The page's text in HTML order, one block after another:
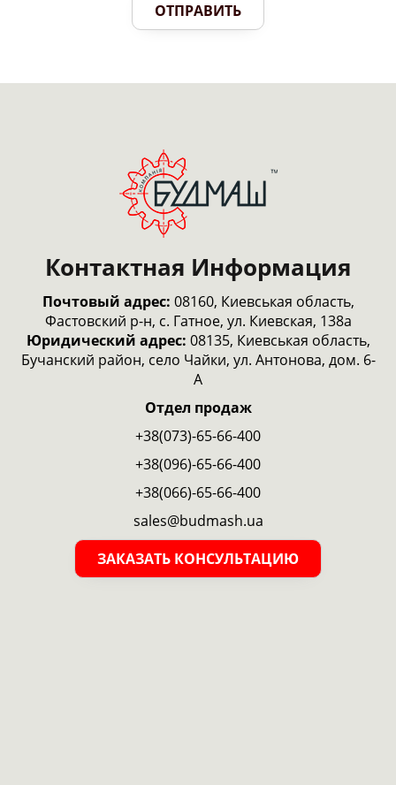
ОТПРАВИТЬ
Контактная Информация
Почтовый адрес: 08160, Киевськая область,
Фастовский р-н, с. Гатное, ул. Киевская, 138а
Юридический адрес: 08135, Киевськая область,
Бучанский район, село Чайки, ул. Антонова, дом. 6-
А
Отдел продаж
+38(073)-65-66-400
+38(096)-65-66-400
+38(066)-65-66-400
sales@budmash.ua
ЗАКАЗАТЬ КОНСУЛЬТАЦИЮ